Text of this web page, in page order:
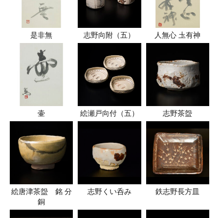
是非無 志野向附（五） 人無心 圡有神
壷 絵瀬戸向付（五） 志野茶盌
絵唐津茶盌 銘 分
銅
志野くい呑み 鉄志野長方皿